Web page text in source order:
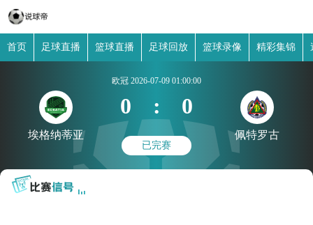
首页 足球直播 篮球直播 足球回放 篮球录像 精彩集锦
埃格纳蒂亚
欧冠 2026-07-09 01:00:00
0 : 0
已完赛
佩特罗古